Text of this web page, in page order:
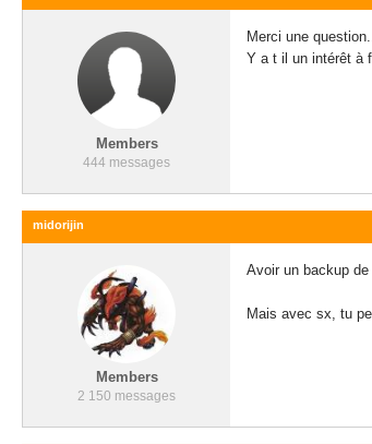
Members
444 messages
Merci une
Y a t il un intérêt à
midorijin
Members
2 150 messages
Avoir un backup
Mais avec sx, tu